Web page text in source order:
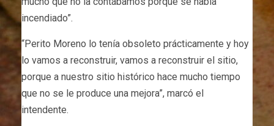
incendiado”.
“Perito Moreno lo tenía obsoleto prácticamente y hoy
lo vamos a reconstruir, vamos a reconstruir el sitio,
porque a nuestro sitio histórico hace mucho tiempo
que no se le produce una mejora”, marcó el
intendente.